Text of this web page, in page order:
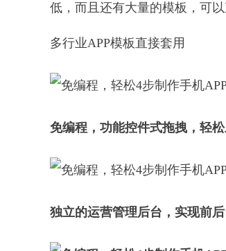
低，而且还有大量的模板，可以
多行业APP模板直接套用
免编程，功能控件式拖拽，轻松
独立的运营管理后台，实现前后